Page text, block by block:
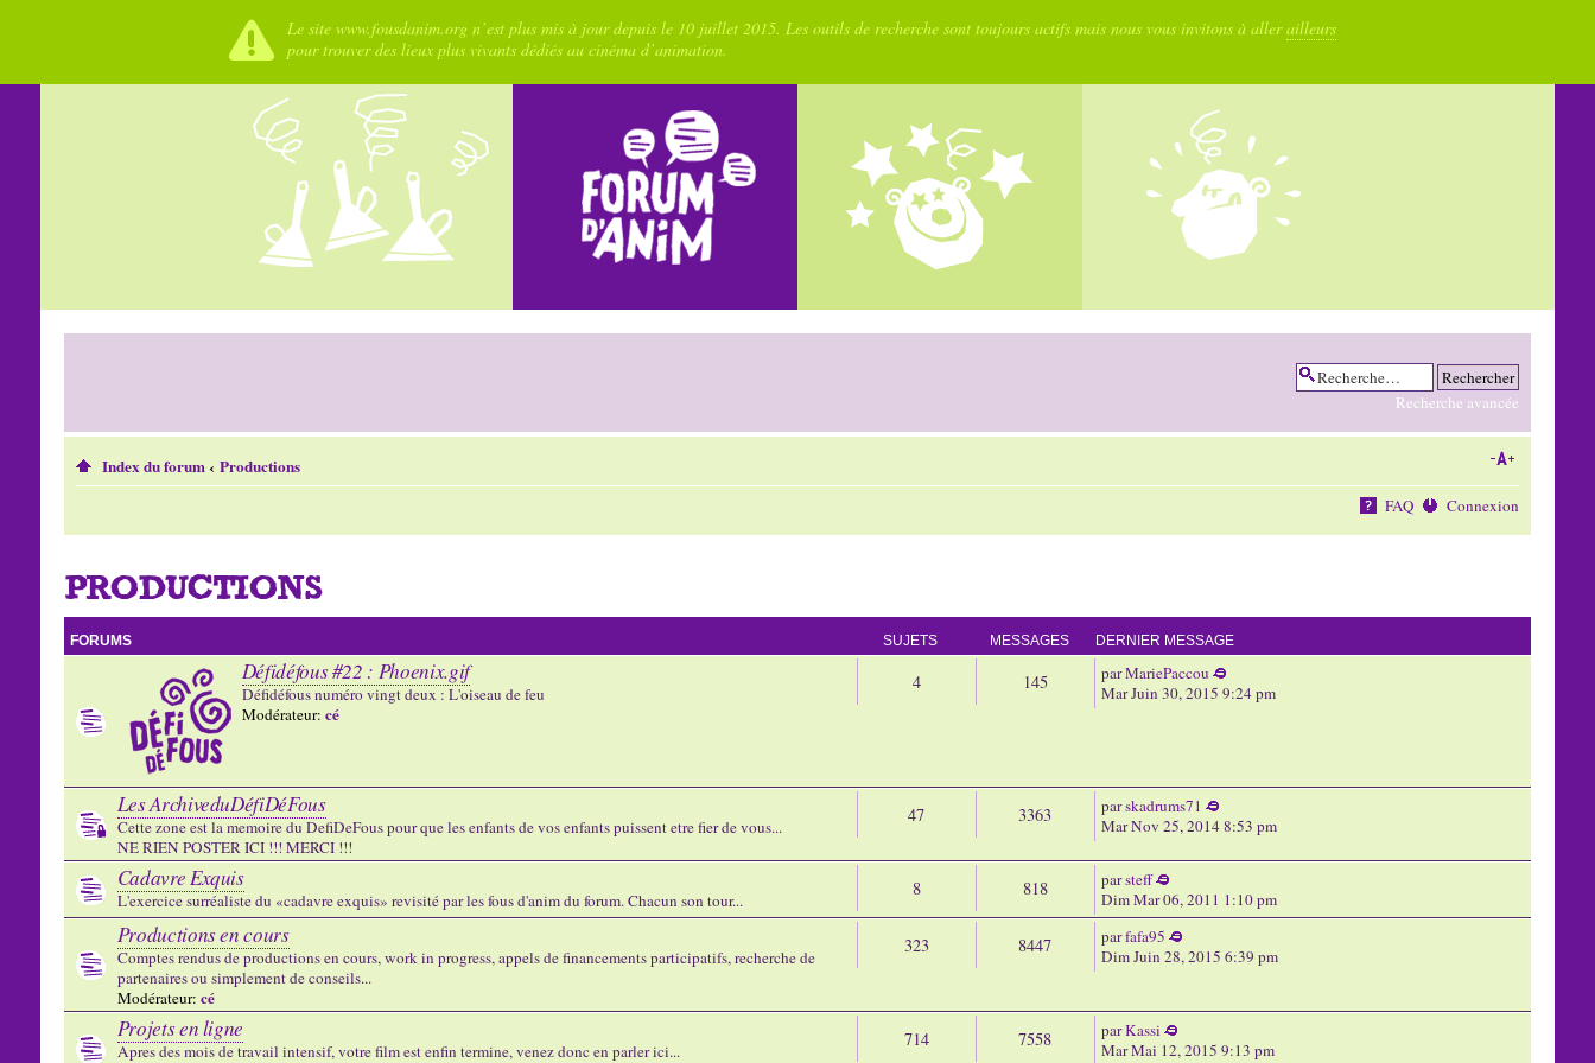
Le site www.fousdanim.org n’est plus mis à jour depuis le 10 juillet 2015. Les outils de recherche sont toujours actifs mais nous vous invitons à allerailleurs
pour trouver des lieux plus vivants dédiés au cinéma d’animation.
Recherche avancée
Index du forum‹ Productions
FAQ Connexion
PRODUCTIONS
FORUMS SUJETS MESSAGES DERNIER MESSAGE
Défidéfous #22 : Phoenix.gif
Défidéfous numéro vingt deux : L'oiseau de feu
Modérateur: cé
4 145 parMariePaccou
Mar Juin 30, 2015 9:24 pm
Les ArchiveduDéfiDéFous
Cette zone est la memoire du DefiDeFous pour que les enfants de vos enfants puissent etre fier de vous...
NE RIEN POSTER ICI !!! MERCI !!!
47 3363 parskadrums71
Mar Nov 25, 2014 8:53 pm
Cadavre Exquis
L'exercice surréaliste du «cadavre exquis» revisité par les fous d'anim du forum. Chacun son tour...
8 818 parsteff
Dim Mar 06, 2011 1:10 pm
Productions en cours
Comptes rendus de productions en cours, work in progress, appels de financements participatifs, recherche de
partenaires ou simplement de conseils...
Modérateur: cé
323 8447 parfafa95
Dim Juin 28, 2015 6:39 pm
Projets en ligne
Apres des mois de travail intensif, votre film est enfin termine, venez donc en parler ici...
714 7558 parKassi
Mar Mai 12, 2015 9:13 pm